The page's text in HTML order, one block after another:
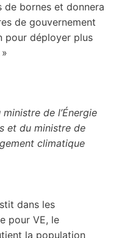
de bornes et donnera
de gouvernement
pour déployer plus
de l’Énergie
et du ministre de
climatique
dans les
pour VE, le
la population